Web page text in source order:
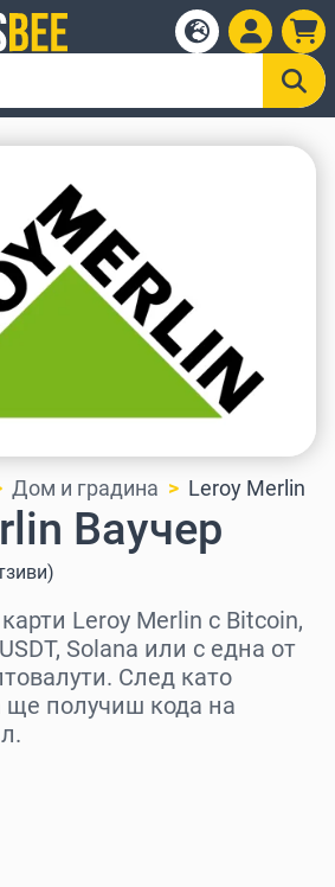
Дом и градина Leroy Merlin
Ваучер
)
Leroy Merlin с Bitcoin,
Solana или с една от
След като
ще получиш кода на